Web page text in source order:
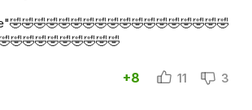
+8 11 3